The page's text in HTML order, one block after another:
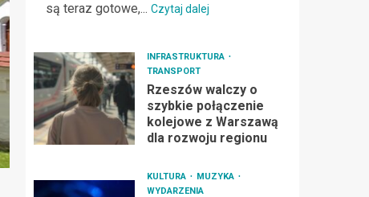
są teraz gotowe,... Czytaj dalej
INFRASTRUKTURA
TRANSPORT
Rzeszów walczy o
szybkie połączenie
kolejowe z Warszawą
dla rozwoju regionu
KULTURA
MUZYKA
WYDARZENIA